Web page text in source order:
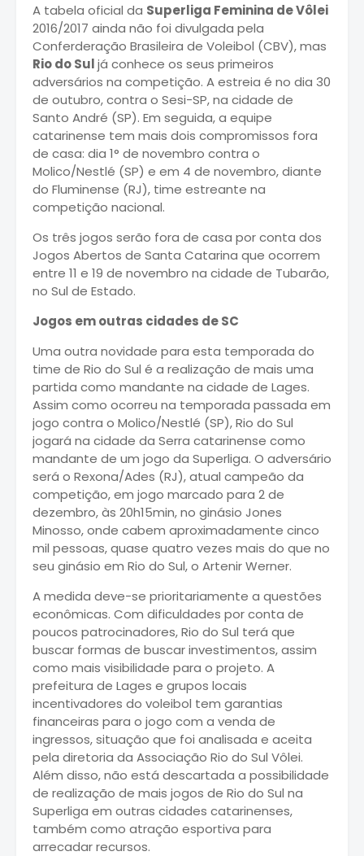
A tabela oficial da Superliga Feminina de Vôlei
2016/2017 ainda não foi divulgada pela
Conferderação Brasileira de Voleibol (CBV), mas
Rio do Suljá conhece os seus primeiros
adversários na competição. A estreia é no dia 30
de outubro, contra o Sesi-SP, na cidade de
Santo André (SP). Em seguida, a equipe
catarinense tem mais dois compromissos fora
de casa: dia 1° de novembro contra o
Molico/Nestlé (SP) e em 4 de novembro, diante
do Fluminense (RJ), time estreante na
competição nacional.
Os três jogos serão fora de casa por conta dos
Jogos Abertos de Santa Catarina que ocorrem
entre 11 e 19 de novembro na cidade de Tubarão,
no Sul de Estado.
Jogos em outras cidades de SC
Uma outra novidade para esta temporada do
time de Rio do Sul é a realização de mais uma
partida como mandante na cidade de Lages.
Assim como ocorreu na temporada passada em
jogo contra o Molico/Nestlé (SP), Rio do Sul
jogará na cidade da Serra catarinense como
mandante de um jogo da Superliga. O adversário
será o Rexona/Ades (RJ), atual campeão da
competição, em jogo marcado para 2 de
dezembro, às 20h15min, no ginásio Jones
Minosso, onde cabem aproximadamente cinco
mil pessoas, quase quatro vezes mais do que no
seu ginásio em Rio do Sul, o Artenir Werner.
A medida deve-se prioritariamente a questões
econômicas. Com dificuldades por conta de
poucos patrocinadores, Rio do Sul terá que
buscar formas de buscar investimentos, assim
como mais visibilidade para o projeto. A
prefeitura de Lages e grupos locais
incentivadores do voleibol tem garantias
financeiras para o jogo com a venda de
ingressos, situação que foi analisada e aceita
pela diretoria da Associação Rio do Sul Vôlei.
Além disso, não está descartada a possibilidade
de realização de mais jogos de Rio do Sul na
Superliga em outras cidades catarinenses,
também como atração esportiva para
arrecadar recursos.